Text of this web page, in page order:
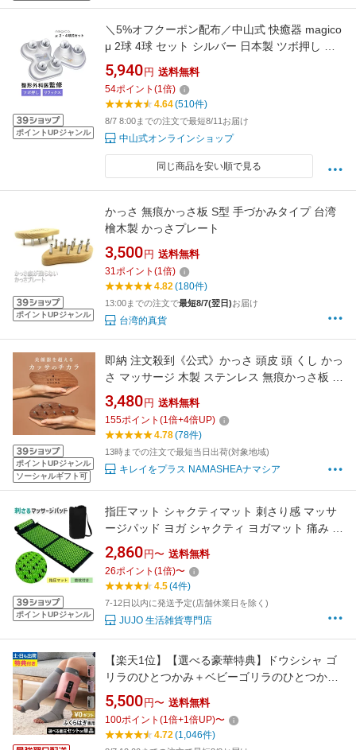
ポイントUPジャンル
＼5%オフクーポン配布／中山式 快癒器 magico
μ 2球 4球 セット シルバー 日本製 ツボ押し マ
ッサージ 指圧 ツボ ほぐす 首 肩 背中 腰 脚 足
裏 全身 腰痛 こり 筋膜 張り ケア 骨盤 姿勢 快
眠 軽量 中山式快癒器 マジコミュー 医療メーカ
5,940 円 送料無料
54ポイント (1倍)
4.64(510件)
8/7 8:00までの注文で最短8/11お届け
中山式オンラインショップ
同じ商品を安い順で見る
ポイントUPジャンル
かっさ 無痕かっさ板 S型 手づかみタイプ 台湾
檜木製 かっさプレート
3,500 円 送料無料
31ポイント (1倍)
4.82(180件)
13:00までの注文で最短8/7(翌日)お届け
台湾的真貨
ポイントUPジャンル
ソーシャルギフト可
即納 注文殺到《公式》かっさ 頭皮 頭 くし かっ
さ マッサージ 木製 ステンレス 無痕かっさ板 カ
ッサブラシ 収納袋付き カッサ 小顔 むくみ 頭
ボディ 美顔器 健康 美肌 かっさ板 リンパ 顔 腕
足 脚 ブラシ S型 台湾 マッサージ ギフト プレ
3,480 円 送料無料
155ポイント (1倍+4倍UP)
4.78(78件)
13時までの注文で最短当日出荷(対象地域)
キレイをプラス NAMASHEAナマシア
ポイントUPジャンル
指圧マット シャクティマット 刺さり感 マッサ
ージパッド ヨガ シャクティ ヨガマット 痛み リ
ラックス 血液循環 自宅 室内 室外 男女兼用 ト
レーニング ロゴなし
2,860 円〜 送料無料
26ポイント (1倍)〜
4.5(4件)
7-12日以内に発送予定(店舗休業日を除く)
JUJO 生活雑貨専門店
【楽天1位】【選べる豪華特典】ドウシシャ ゴ
リラのひとつかみ＋ベビーゴリラのひとつかみ
単品か選べるセット GRF-2401 着圧ソックス
靴下 ふくらはぎケア 大きいサイズ つま先なし
レディース 日本製 マタニティ メンズ 薄手 オー
プントゥ フットケア
5,500 円〜 送料無料
100ポイント (1倍+1倍UP)〜
4.72(1,046件)